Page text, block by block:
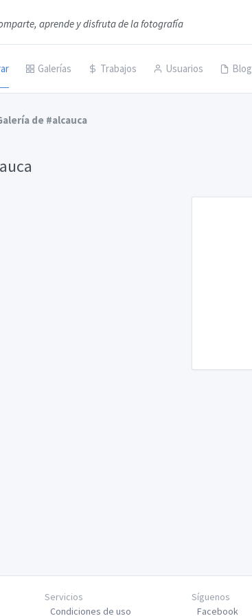
aprende y disfruta de la fotografía
Galerías Trabajos Usuarios Blog
de #alcauca
Servicios
Condiciones de uso
Síguenos
Facebook